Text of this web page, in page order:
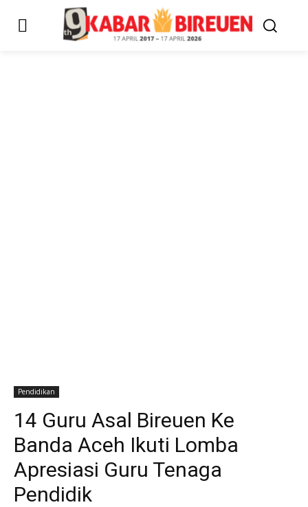
Pendidikan
14 Guru Asal Bireuen Ke
Banda Aceh Ikuti Lomba
Apresiasi Guru Tenaga
Pendidik